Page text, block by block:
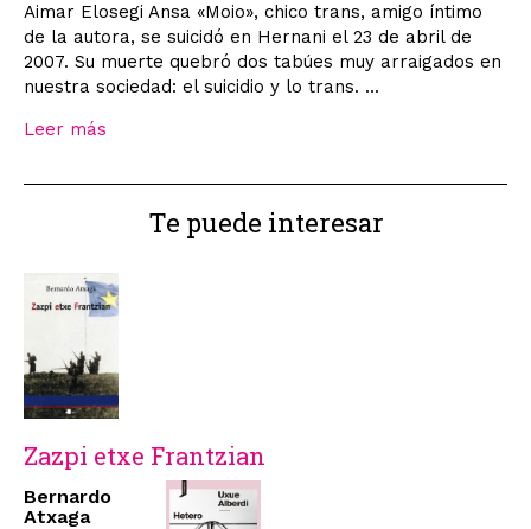
Aimar Elosegi Ansa «Moio», chico trans, amigo íntimo
de la autora, se suicidó en Hernani el 23 de abril de
2007. Su muerte quebró dos tabúes muy arraigados en
nuestra sociedad: el suicidio y lo trans. ...
Leer más
Te puede interesar
Zazpi etxe Frantzian
Bernardo
Atxaga